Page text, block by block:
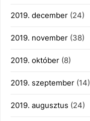
2019. december (24)
2019. november (38)
2019. október (8)
2019. szeptember (14)
2019. augusztus (24)